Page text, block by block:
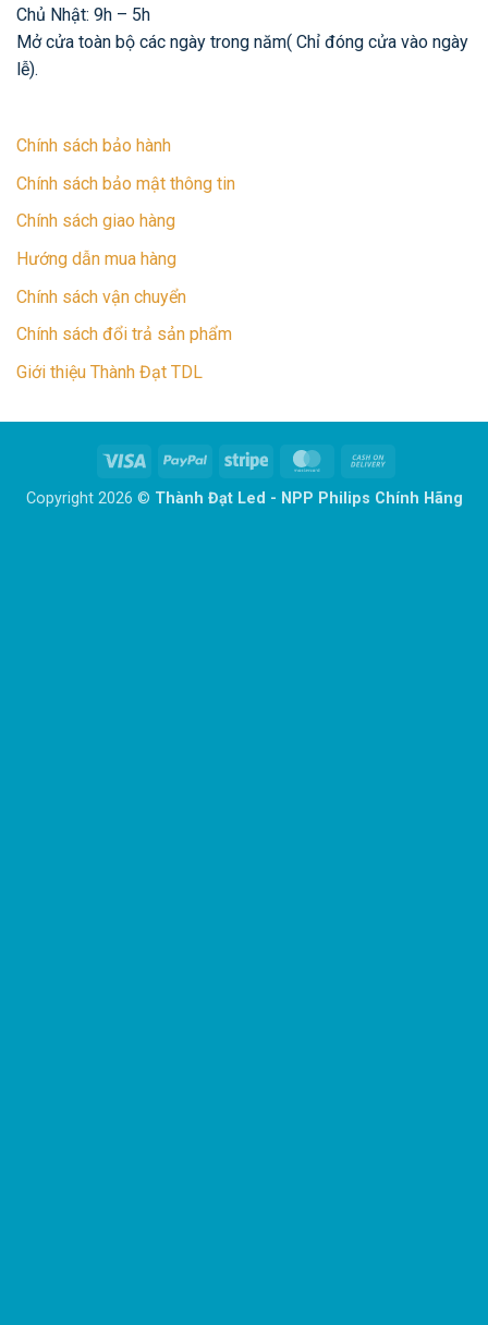
Chủ Nhật: 9h – 5h
Mở cửa toàn bộ các ngày trong năm( Chỉ đóng cửa vào ngày
lễ).
Chính sách bảo hành
Chính sách bảo mật thông tin
Chính sách giao hàng
Hướng dẫn mua hàng
Chính sách vận chuyển
Chính sách đổi trả sản phẩm
Giới thiệu Thành Đạt TDL
Visa PayPal Stripe MasterCard
Delivery
Copyright 2026 © Thành Đạt Led - NPP Philips Chính Hãng